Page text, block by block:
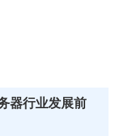
器行业发展前